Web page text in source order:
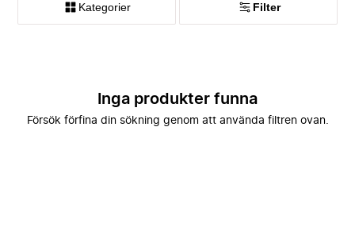
Kategorier Filter
Inga produkter funna
Försök förfina din sökning genom att använda filtren ovan.